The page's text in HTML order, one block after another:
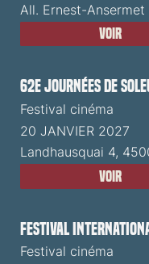
All. Ernest-Ansermet
Voir
62e Journées de
Festival cinéma
20 JANVIER 2027
Landhausquai 4,
Voir
Festival
Festival cinéma